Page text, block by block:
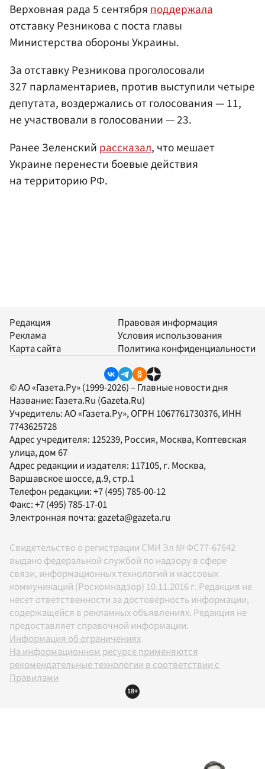
Верховная рада 5 сентябряподдержала
отставку Резникова с поста главы
Министерства обороны Украины.
За отставку Резникова проголосовали
327 парламентариев, против выступили четыре
депутата, воздержались от голосования — 11,
не участвовали в голосовании — 23.
Ранее Зеленский рассказал, что мешает
Украине перенести боевые действия
на территорию РФ.
Редакция
Реклама
Карта сайта
Правовая информация
Условия использования
Политика конфиденциальности
© АО «Газета.Ру» (1999-2026) – Главные новости дня
Название: Газета.Ru (Gazeta.Ru)
Учредитель:АО «Газета.Ру», ОГРН 1067761730376, ИНН
7743625728
Адрес учредителя: 125239, Россия, Москва, Коптевская
улица, дом 67
Адрес редакции и издателя: 117105, г. Москва,
Варшавское шоссе, д.9, стр.1
Телефон редакции:+7 (495) 785-00-12
Факс:+7 (495) 785-17-01
Электронная почта: gazeta@gazeta.ru
Свидетельство о регистрации СМИ Эл № ФС77-67642
выдано федеральной службой по надзору в сфере
связи, информационных технологий и массовых
коммуникаций (Роскомнадзор) 10.11.2016 г. Редакция не
несет ответственности за достоверность информации,
содержащейся в рекламных объявлениях. Редакция не
предоставляет справочной информации.
Информация об ограничениях
На информационном ресурсе применяются
рекомендательные технологии в соответствии с
Правилами
18+